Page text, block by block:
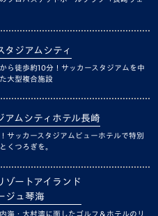
タジアムシティ
ら徒歩約10分！サッカースタジアムを中
大型複合施設
アムシティホテル長崎
サッカースタジアムビューホテルで特別
くつろぎを。
ゾートアイランド
ジュ琴海
海・大村湾に面したゴルフ＆ホテルのリ